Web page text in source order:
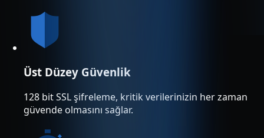
Üst Düzey Güvenlik
128 bit SSL şifreleme, kritik verilerinizin her zaman
güvende olmasını sağlar.